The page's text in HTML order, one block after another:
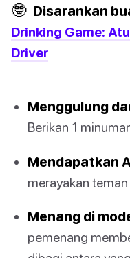
🤓 Disarankan
Drinking Game:
Driver
Menggulung
Berikan 1
Mendapatkan
merayakan
Menang di
pemenang